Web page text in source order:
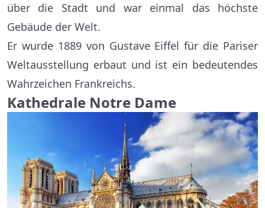
über die Stadt und war einmal das höchste
Gebäude der Welt.
Er wurde 1889 von Gustave Eiffel für die Pariser
Weltausstellung erbaut und ist ein bedeutendes
Wahrzeichen Frankreichs.
Kathedrale Notre Dame